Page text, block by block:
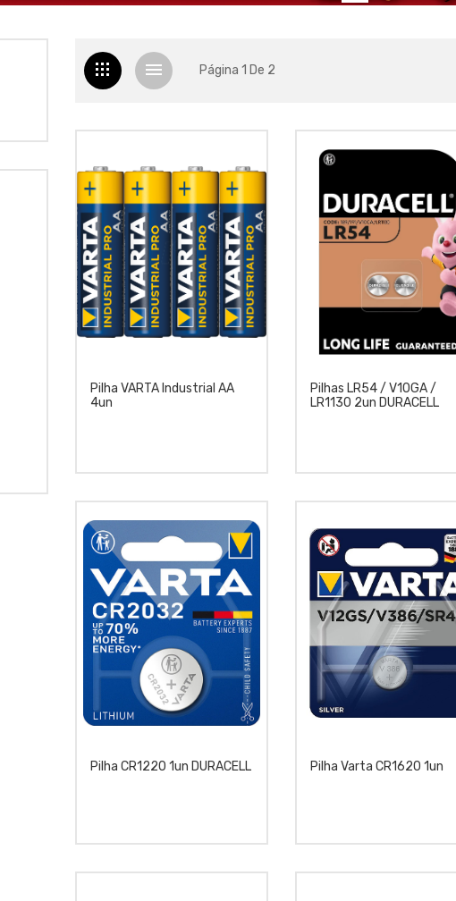
Página 1 De 2
Pilha VARTA Industrial AA
4un
Pilhas LR54 / V10GA /
LR1130 2un DURACELL
Pilha CR1220 1un DURACELL Pilha Varta CR1620 1un